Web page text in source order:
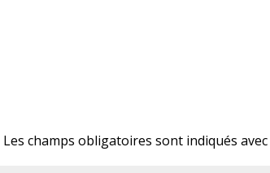
Les champs obligatoires sont indiqués